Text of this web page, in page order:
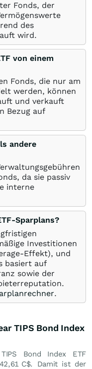
Fonds, der
des
wird.
von einem
Fonds, die nur am
werden, können
und verkauft
Bezug auf
andere
da sie passiv
interne
Sparplans?
Investitionen
Effekt), und
basiert auf
sowie der
.
TIPS Bond Index
Bond Index ETF
C$. Damit ist der